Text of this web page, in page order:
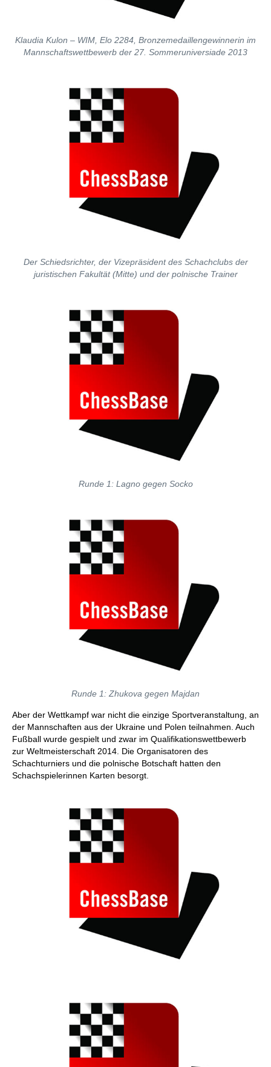
Klaudia Kulon – WIM, Elo 2284, Bronzemedaillengewinnerin im
Mannschaftswettbewerb der 27. Sommeruniversiade 2013
Der Schiedsrichter, der Vizepräsident des Schachclubs der
juristischen Fakultät (Mitte) und der polnische Trainer
Runde 1: Lagno gegen Socko
Runde 1: Zhukova gegen Majdan
Aber der Wettkampf war nicht die einzige Sportveranstaltung, an
der Mannschaften aus der Ukraine und Polen teilnahmen. Auch
Fußball wurde gespielt und zwar im Qualifikationswettbewerb
zur Weltmeisterschaft 2014. Die Organisatoren des
Schachturniers und die polnische Botschaft hatten den
Schachspielerinnen Karten besorgt.